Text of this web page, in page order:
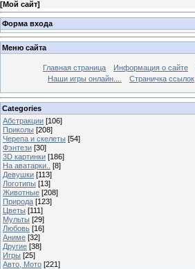
[Мой сайт]
Форма входа
Меню сайта
Главная страница Информация о сайте
Наши игры онлайн....
Страничка ссылок
Categories
Абстракции [106]
Приколы [208]
Черепа и скелеты [54]
Фэнтези [30]
3D картинки [186]
На аватарки..
[8]
Девушки [113]
Логотипы [13]
Животные [208]
Природа [123]
Цветы [111]
Мульты [29]
Любовь [16]
Аниме [32]
Другие [38]
Игры [25]
Авто, Мото [221]